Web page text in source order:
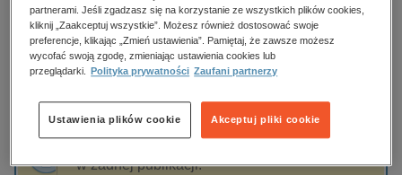
budownictwo, aranżacja wnętrz
biznesowe, branżowe, gospodarka
edukacja
hobby, sport, rozrywka
Edyta Szott
Sortowanie Filtrowanie
w żadnej publikacji.
partnerami. Jeśli zgadzasz się na korzystanie ze wszystkich plików cookies,
kliknij „Zaakceptuj wszystkie”. Możesz również dostosować swoje
preferencje, klikając „Zmień ustawienia”. Pamiętaj, że zawsze możesz
wycofać swoją zgodę, zmieniając ustawienia cookies lub
przeglądarki.
Polityka prywatności Zaufani partnerzy
Akceptuj pliki cookie
Ustawienia plików cookie